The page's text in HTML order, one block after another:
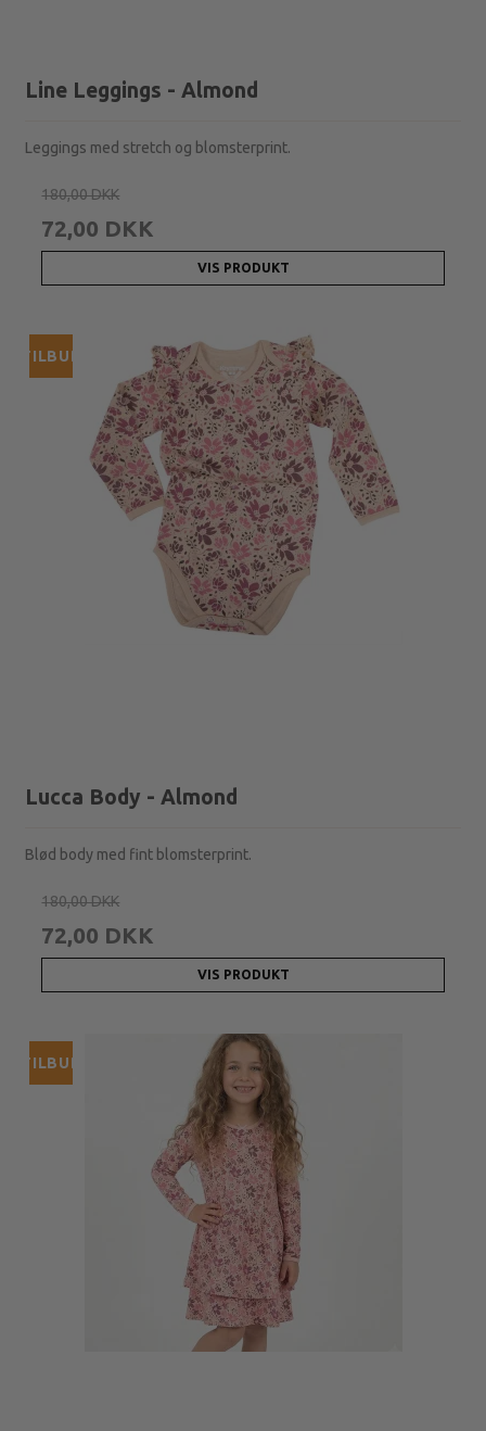
Line Leggings - Almond
Leggings med stretch og blomsterprint.
180,00 DKK
72,00 DKK
VIS PRODUKT
TILBUD
Lucca Body - Almond
Blød body med fint blomsterprint.
180,00 DKK
72,00 DKK
VIS PRODUKT
TILBUD